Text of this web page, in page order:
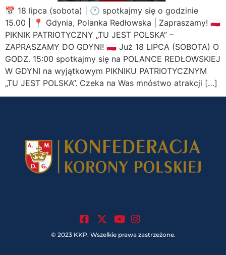
📅 18 lipca (sobota) | 🕐 spotkajmy się o godzinie
15.00 | 📍 Gdynia, Polanka Redłowska | Zapraszamy! 🇵🇱
PIKNIK PATRIOTYCZNY „TU JEST POLSKA” –
ZAPRASZAMY DO GDYNI! 🇵🇱 Już 18 LIPCA (SOBOTA) O
GODZ. 15:00 spotkajmy się na POLANCE REDŁOWSKIEJ
W GDYNI na wyjątkowym PIKNIKU PATRIOTYCZNYM
„TU JEST POLSKA”. Czeka na Was mnóstwo atrakcji […]
© 2023 KKP. Wszelkie prawa zastrzeżone.